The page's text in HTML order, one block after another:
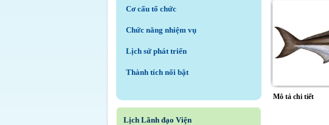
Cơ cấu tổ chức
Chức năng nhiệm vụ
Lịch sử phát triển
Thành tích nổi bật
Lịch Lãnh đạo Viện
Mô tả chi tiết